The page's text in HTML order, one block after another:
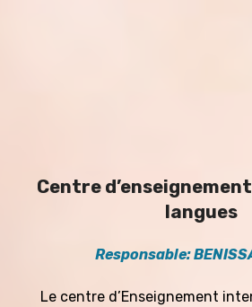
Centre
langues
Responsable:
Le centre d’Enseignement